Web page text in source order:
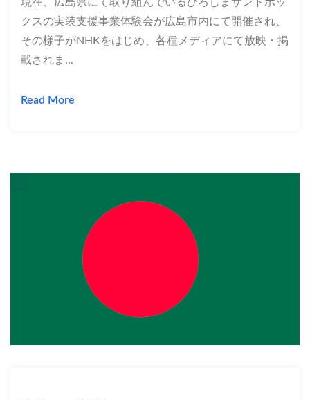
クスの実装支援事業体験会が広島市内にて開催され、
その様子がNHKをはじめ、各種メディアにて放映・掲
載されま...
Read More